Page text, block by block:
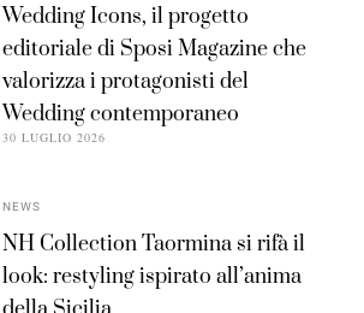
Wedding Icons, il progetto
editoriale di Sposi Magazine che
valorizza i protagonisti del
Wedding contemporaneo
30 LUGLIO 2026
NEWS
NH Collection Taormina si rifà il
look: restyling ispirato all’anima